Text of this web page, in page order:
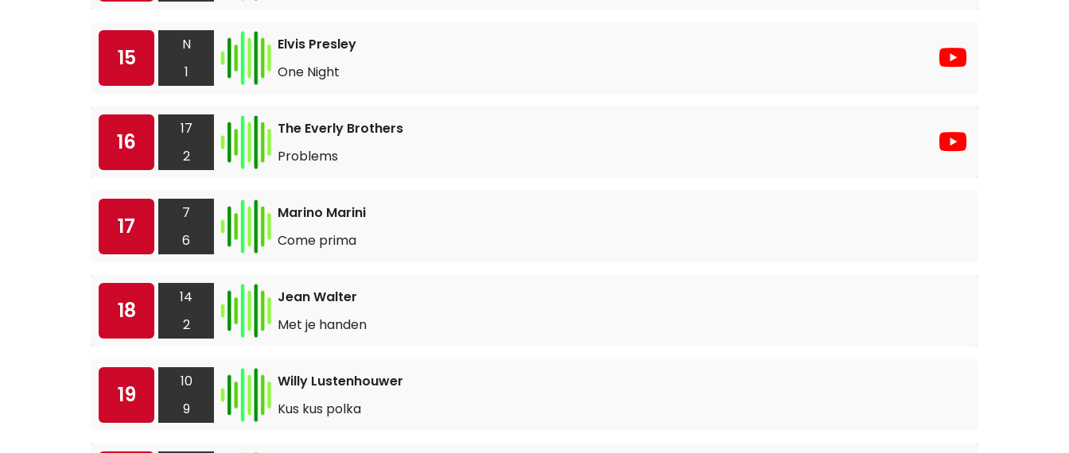
15
N
1
Elvis Presley
One Night
16
17
2
The Everly Brothers
Problems
17
7
6
Marino Marini
Come prima
18
14
2
Jean Walter
Met je handen
19
10
9
Willy Lustenhouwer
Kus kus polka